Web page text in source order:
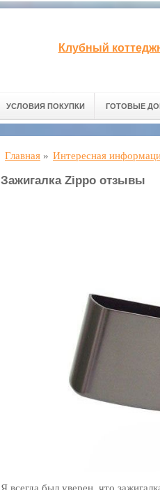
Клубный
УСЛОВИЯ ПОКУПКИ ГОТОВЫЕ
Главная » Интересная
Зажигалка Zippo отзывы